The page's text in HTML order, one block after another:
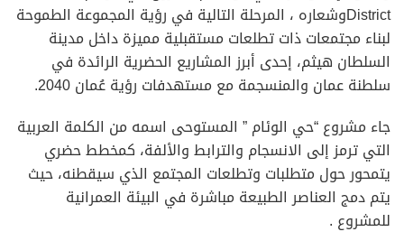
Districtوشعاره ، المرحلة التالية في رؤية المجموعة الطموحة
لبناء مجتمعات ذات تطلعات مستقبلية مميزة داخل مدينة
السلطان هيثم، إحدى أبرز المشاريع الحضرية الرائدة في
سلطنة عمان والمنسجمة مع مستهدفات رؤية عُمان 2040.
جاء مشروع “حي الوئام ” المستوحى اسمه من الكلمة العربية
التي ترمز إلى الانسجام والترابط والألفة، كمخطط حضري
يتمحور حول متطلبات وتطلعات المجتمع الذي سيقطنه، حيث
يتم دمج العناصر الطبيعة مباشرة في البيئة العمرانية
للمشروع .